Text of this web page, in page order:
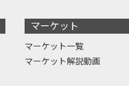
マーケット
マーケット一覧
マーケット解説動画